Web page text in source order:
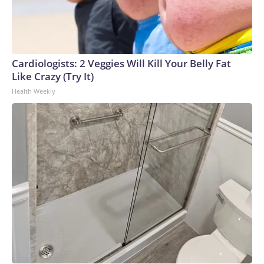
tratados vigentes entre ambos Estados y “en caso de que las
autoridades judiciales peruanas así lo requieran”.En el
comunicado, las autoridades peruanas indican que “no
existe persecución política y que en el país impera el Estado
de derecho, la separación de poderes”. Además, añaden que
“en el marco de la Organización de los Estados Americanos
(OEA), el gobierno peruano continúa impulsando el proceso
de consultas con otros países miembros de dicha
Organización, a fin de promover una reflexión orientada a
evitar que se distorsione la aplicación de la institución del
asilo, preservando su naturaleza y finalidad”.Las relaciones
diplomáticas entre Perú y México ingresaron a un momento
de tensión tras el fallido golpe de Estado del expresidente
Pedro Castillo en diciembre de 2022, cuando el entonces
presidente de México, Manuel López Obrador, defendió al
exmandatario y posteriormente otorgó asilo a su familia.En
noviembre 2025, el entonces ministro de Relaciones
Exteriores Hugo de Zela, dijo que México había difundido
Cardiologists: 2 Veggies Will Kill Your Belly Fat
Like Crazy (Try It)
Health Weekly